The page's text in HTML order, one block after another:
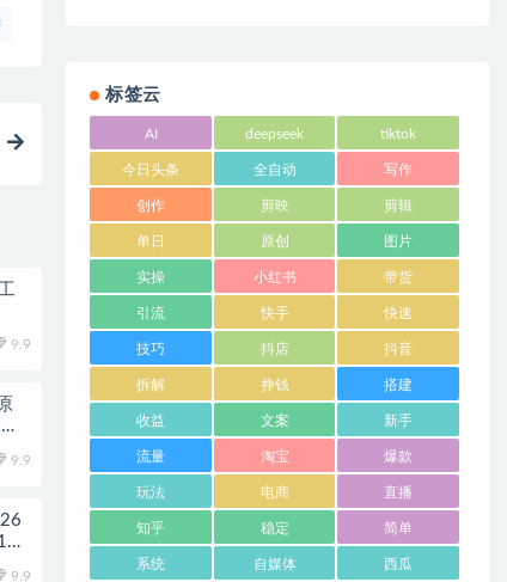
9.9
9.9
打
9.9
标签云
AI deepseek tiktok
今日头条 全自动 写作
创作 剪映 剪辑
单日 原创 图片
实操 小红书 带货
引流 快手 快速
技巧 抖店 抖音
拆解 挣钱 搭建
收益 文案 新手
流量 淘宝 爆款
玩法 电商 直播
知乎 稳定 简单
系统 自媒体 西瓜